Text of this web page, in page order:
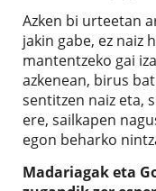
Azken bi urteetan
jakin gabe, ez naiz
mantentzeko gai
azkenean, birus
sentitzen naiz eta,
ere, sailkapen
egon beharko
Madariagak eta